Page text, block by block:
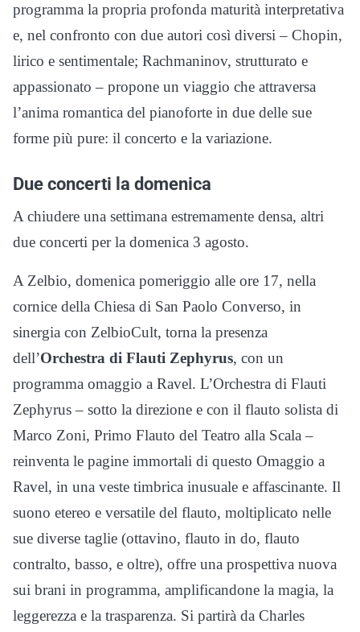
programma la propria profonda maturità interpretativa
e, nel confronto con due autori così diversi – Chopin,
lirico e sentimentale; Rachmaninov, strutturato e
appassionato – propone un viaggio che attraversa
l’anima romantica del pianoforte in due delle sue
forme più pure: il concerto e la variazione.
Due concerti la domenica
A chiudere una settimana estremamente densa, altri
due concerti per la domenica 3 agosto.
A Zelbio, domenica pomeriggio alle ore 17, nella
cornice della Chiesa di San Paolo Converso, in
sinergia con ZelbioCult, torna la presenza
dell’Orchestra di Flauti Zephyrus, con un
programma omaggio a Ravel. L’Orchestra di Flauti
Zephyrus – sotto la direzione e con il flauto solista di
Marco Zoni, Primo Flauto del Teatro alla Scala –
reinventa le pagine immortali di questo Omaggio a
Ravel, in una veste timbrica inusuale e affascinante. Il
suono etereo e versatile del flauto, moltiplicato nelle
sue diverse taglie (ottavino, flauto in do, flauto
contralto, basso, e oltre), offre una prospettiva nuova
sui brani in programma, amplificandone la magia, la
leggerezza e la trasparenza. Si partirà da Charles